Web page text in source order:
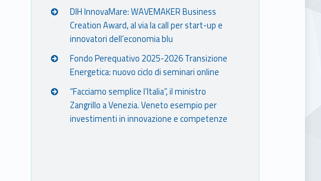
DIH InnovaMare: WAVEMAKER Business
Creation Award, al via la call per start-up e
innovatori dell’economia blu
Fondo Perequativo 2025-2026 Transizione
Energetica: nuovo ciclo di seminari online
“Facciamo semplice l’Italia”, il ministro
Zangrillo a Venezia. Veneto esempio per
investimenti in innovazione e competenze